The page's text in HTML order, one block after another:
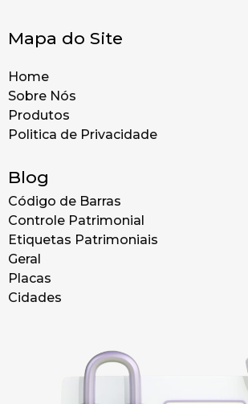
Mapa do Site
Home
Sobre Nós
Produtos
Politica de Privacidade
Blog
Código de Barras
Controle Patrimonial
Etiquetas Patrimoniais
Geral
Placas
Cidades